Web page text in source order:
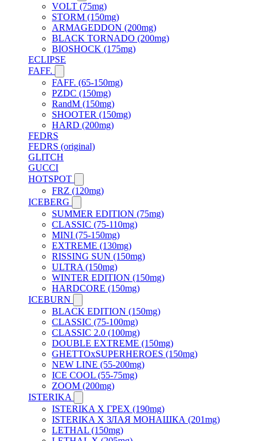
VOLT (75mg)
STORM (150mg)
ARMAGEDDON (200mg)
BLACK TORNADO (200mg)
BIOSHOCK (175mg)
ECLIPSE
FAFF.
FAFF. (65-150mg)
PZDC (150mg)
RandM (150mg)
SHOOTER (150mg)
HARD (200mg)
FEDRS
FEDRS (original)
GLITCH
GUCCI
HOTSPOT
FRZ (120mg)
ICEBERG
SUMMER EDITION (75mg)
CLASSIC (75-110mg)
MINI (75-150mg)
EXTREME (130mg)
RISSING SUN (150mg)
ULTRA (150mg)
WINTER EDITION (150mg)
HARDCORE (150mg)
ICEBURN
BLACK EDITION (150mg)
CLASSIC (75-100mg)
CLASSIC 2.0 (100mg)
DOUBLE EXTREME (150mg)
GHETTOxSUPERHEROES (150mg)
NEW LINE (55-200mg)
ICE COOL (55-75mg)
ZOOM (200mg)
ISTERIKA
ISTERIKA X ГРЕХ (190mg)
ISTERIKA X ЗЛАЯ МОНАШКА (201mg)
LETHAL (150mg)